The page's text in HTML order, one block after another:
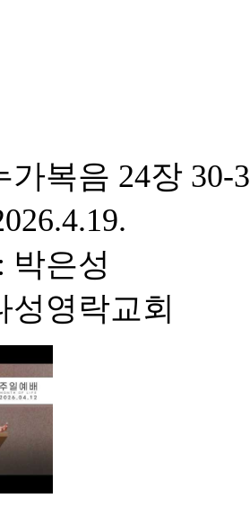
가복음 24장 30-
박은성
성영락교회